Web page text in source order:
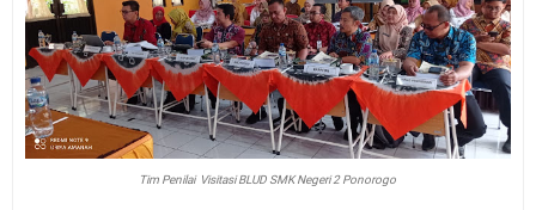
Tim Penilai Visitasi BLUD SMK Negeri 2 Ponorogo